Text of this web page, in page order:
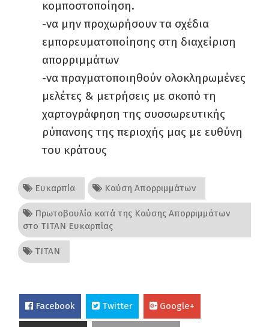
κομποστοποίηση.
-να μην προχωρήσουν τα σχέδια
εμπορευματοποίησης στη διαχείριση
απορριμμάτων
-να πραγματοποιηθούν ολοκληρωμένες
μελέτες & μετρήσεις με σκοπό τη
χαρτογράφηση της συσσωρευτικής
ρύπανσης της περιοχής μας με ευθύνη
του κράτους
Ευκαρπία Καύση Απορριμμάτων
Πρωτοβουλία κατά της Καύσης Απορριμμάτων
στο ΤΙΤΑΝ Ευκαρπίας
ΤΙΤΑΝ
Facebook Twitter Google+